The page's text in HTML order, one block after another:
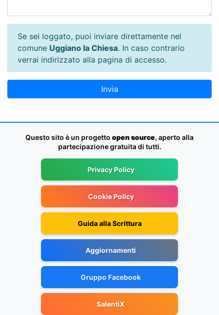
Se sei loggato, puoi inviare direttamente nel
comune Uggiano la Chiesa. In caso contrario
verrai indirizzato alla pagina di accesso.
Invia
Questo sito è un progetto open source, aperto alla
partecipazione gratuita di tutti.
Privacy Policy
Cookie Policy
Guida alla Scrittura
Aggiornamenti
Gruppo Facebook
SalentiX